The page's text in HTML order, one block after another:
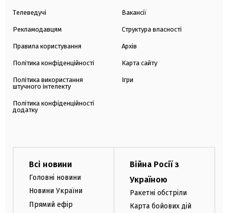
Телеведучі
Рекламодавцям
Правила користування
Політика конфіденційності
Політика використання
штучного інтелекту
Політика конфіденційності
додатку
Вакансії
Структура власності
Архів
Карта сайту
Ігри
Всі новини
Головні новини
Новини України
Прямий ефір
Війна Росії з
Україною
Ракетні обстріли
Карта бойових дій